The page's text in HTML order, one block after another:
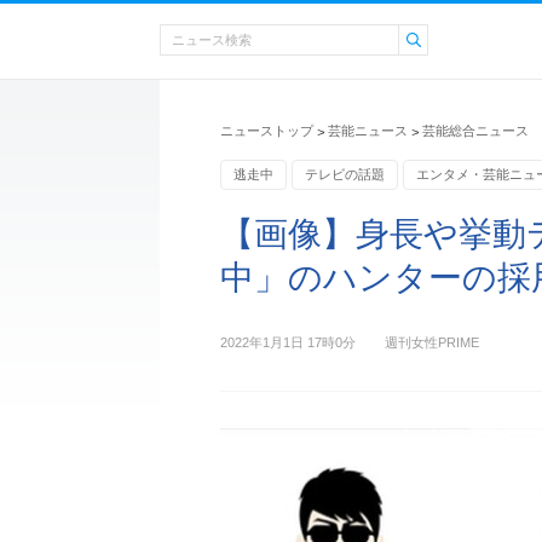
ニューストップ > 芸能ニュース > 芸能総合ニュース
逃走中 テレビの話題 エンタメ・芸能ニュ
【画像】身長や挙
中」のハンターの採
2022年1月1日 17時0分 週刊女性PRIME